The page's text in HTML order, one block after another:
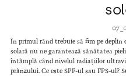
În primul rând trebuie să fim pe deplin
solară nu ne garantează sănătatea
întâmplă când nivelul radiațiilor
prânzului. Ce este SPF-ul sau FPS-ul?